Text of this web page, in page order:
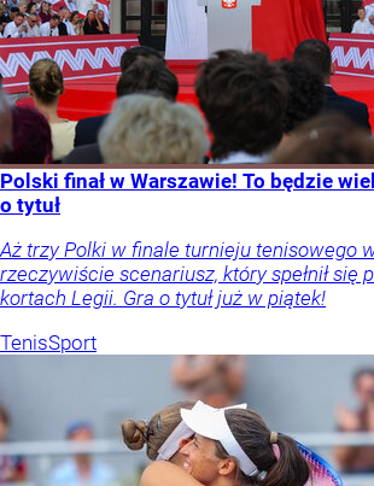
Polski finał w Warszawie! To będzie
o tytuł
Aż trzy Polki w finale turnieju tenisowego
rzeczywiście scenariusz, który spełnił się
kortach Legii. Gra o tytuł już w piątek!
TenisSport